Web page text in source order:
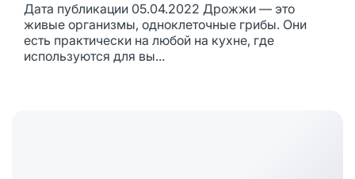
Дата публикации 05.04.2022 Дрожжи — это
живые организмы, одноклеточные грибы. Они
есть практически на любой на кухне, где
используются для вы...